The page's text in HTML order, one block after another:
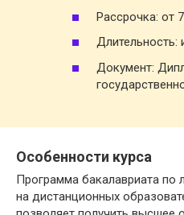
Рассрочка: от
Длительность:
Документ:
Особенности курса
Программа бакалавриата по
на дистанционных